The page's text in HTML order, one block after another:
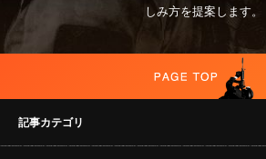
しみ方を提案します。
記事カテゴリ